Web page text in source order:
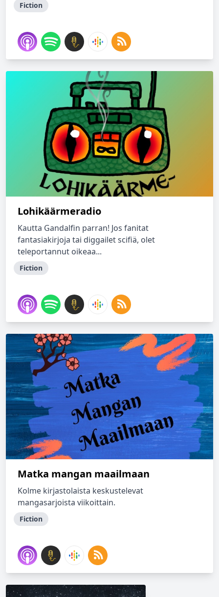
Fiction
Lohikäärmeradio
Kautta Gandalfin parran! Jos fanitat
fantasiakirjoja tai diggailet scifiä, olet
teleportannut oikeaa...
Fiction
Matka mangan maailmaan
Kolme kirjastolaista keskustelevat
mangasarjoista viikoittain.
Fiction